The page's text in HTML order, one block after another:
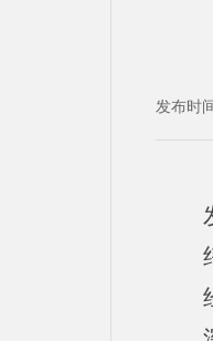
发布时